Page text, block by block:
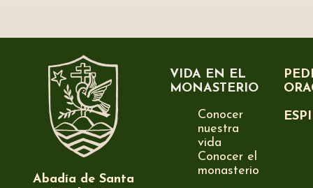
Abadía de Santa
VIDA EN EL
MONASTERIO
Conocer
nuestra
vida
Conocer el
monasterio